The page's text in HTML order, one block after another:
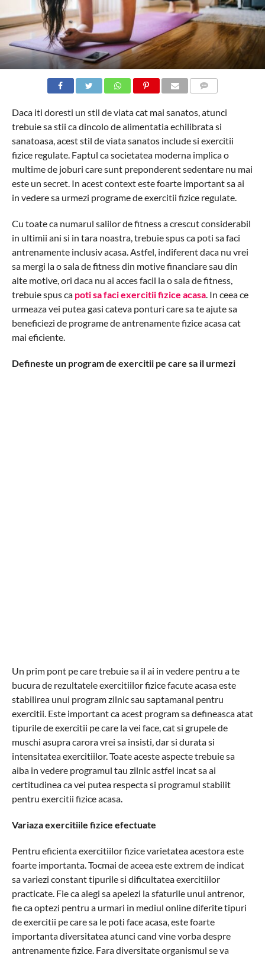
Daca iti doresti un stil de viata cat mai sanatos, atunci
trebuie sa stii ca dincolo de alimentatia echilibrata si
sanatoasa, acest stil de viata sanatos include si exercitii
fizice regulate. Faptul ca societatea moderna implica o
multime de joburi care sunt preponderent sedentare nu mai
este un secret. In acest context este foarte important sa ai
in vedere sa urmezi programe de exercitii fizice regulate.
Cu toate ca numarul salilor de fitness a crescut considerabil
in ultimii ani si in tara noastra, trebuie spus ca poti sa faci
antrenamente inclusiv acasa. Astfel, indiferent daca nu vrei
sa mergi la o sala de fitness din motive financiare sau din
alte motive, ori daca nu ai acces facil la o sala de fitness,
trebuie spus ca poti sa faci exercitii fizice acasa. In ceea ce
urmeaza vei putea gasi cateva ponturi care sa te ajute sa
beneficiezi de programe de antrenamente fizice acasa cat
mai eficiente.
Defineste un program de exercitii pe care sa il urmezi
Un prim pont pe care trebuie sa il ai in vedere pentru a te
bucura de rezultatele exercitiilor fizice facute acasa este
stabilirea unui program zilnic sau saptamanal pentru
exercitii. Este important ca acest program sa defineasca atat
tipurile de exercitii pe care la vei face, cat si grupele de
muschi asupra carora vrei sa insisti, dar si durata si
intensitatea exercitiilor. Toate aceste aspecte trebuie sa
aiba in vedere programul tau zilnic astfel incat sa ai
certitudinea ca vei putea respecta si programul stabilit
pentru exercitii fizice acasa.
Variaza exercitiile fizice efectuate
Pentru eficienta exercitiilor fizice varietatea acestora este
foarte importanta. Tocmai de aceea este extrem de indicat
sa variezi constant tipurile si dificultatea exercitiilor
practicate. Fie ca alegi sa apelezi la sfaturile unui antrenor,
fie ca optezi pentru a urmari in mediul online diferite tipuri
de exercitii pe care sa le poti face acasa, este foarte
importanta diversitatea atunci cand vine vorba despre
antrenamente fizice. Fara diversitate organismul se va